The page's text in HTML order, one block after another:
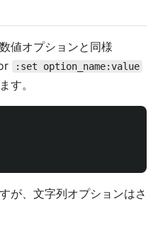
値オプションと同様
:set option_name:value
す。
が、文字列オプションはさ